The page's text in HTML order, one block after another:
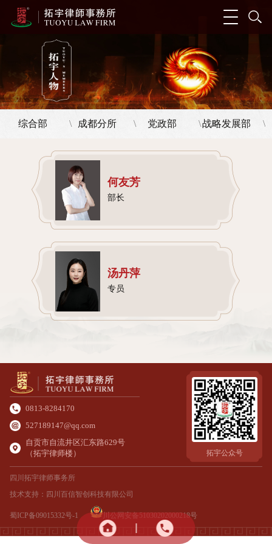
综合部 \ 成都分所 \ 党政部 \战略发展部 \
何友芳
部长
汤丹萍
专员
0813-8284170
527189147@qq.com
自贡市自流井区汇东路629号
（拓宇律师楼）
拓宇公众号
四川拓宇律师事务所
技术支持： 四川百信智创科技有限公司
蜀ICP备09015332号-1 川公网安备51030202000218号